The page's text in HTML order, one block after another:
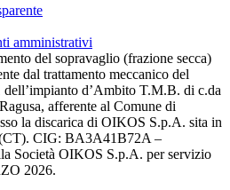
amministrativi
del sopravaglio (frazione secca)
dal trattamento meccanico del
d’Ambito T.M.B. di c.da
afferente al Comune di
la discarica di OIKOS S.p.A. sita in
(CT). CIG: BA3A41B72A –
Società OIKOS S.p.A. per servizio
2026.